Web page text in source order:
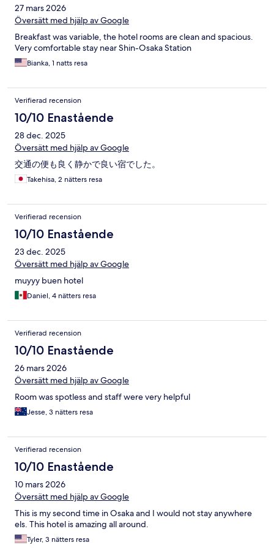
27 mars 2026
Översätt med hjälp av Google
Breakfast was variable, the hotel rooms are clean and spacious.
Very comfortable stay near Shin-Osaka Station
Bianka, 1 natts resa
Verifierad recension
10/10 Enastående
28 dec. 2025
Översätt med hjälp av Google
交通の便も良く静かで良い宿でした。
Takehisa, 2 nätters resa
Verifierad recension
10/10 Enastående
23 dec. 2025
Översätt med hjälp av Google
muyyy buen hotel
Daniel, 4 nätters resa
Verifierad recension
10/10 Enastående
26 mars 2026
Översätt med hjälp av Google
Room was spotless and staff were very helpful
Jesse, 3 nätters resa
Verifierad recension
10/10 Enastående
10 mars 2026
Översätt med hjälp av Google
This is my second time in Osaka and I would not stay anywhere
els. This hotel is amazing all around.
Tyler, 3 nätters resa